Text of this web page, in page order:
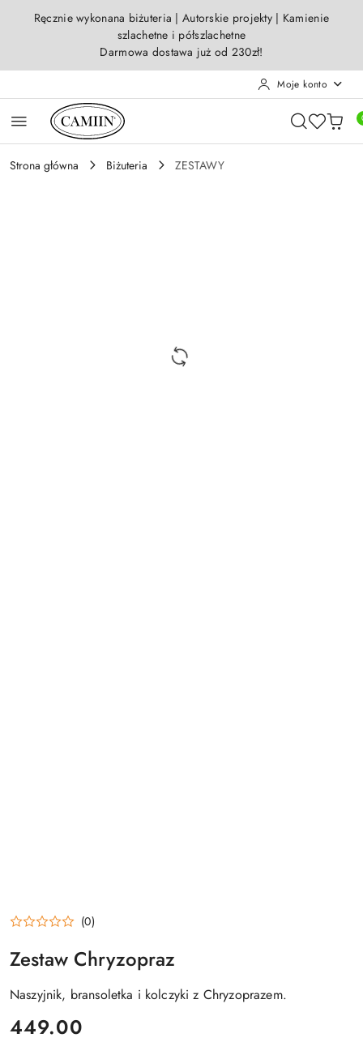
Przejdź do treści głównej
Przejdź do wyszukiwarki
Przejdź do moje konto
Przejdź do menu głównego
Przejdź do opisu produktu
Przejdź do stopki
Ręcznie wykonana biżuteria | Autorskie projekty | Kamienie
szlachetne i półszlachetne
Darmowa dostawa już od 230zł!
Moje konto
Strona główna Biżuteria ZESTAWY
(0)
Zestaw Chryzopraz
Naszyjnik, bransoletka i kolczyki z Chryzoprazem.
cena:
449.00